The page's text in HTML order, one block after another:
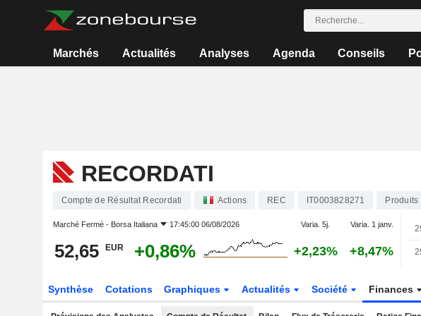
Marchés Actualités Analyses Agenda Conseils
RECORDATI
Compte de Résultat Recordati Actions REC IT0003828271
Marché Fermé - Borsa Italiana 17:45:00 06/08/2026 Varia. 5j. Varia. 1 janv.
52,65 EUR +0,86% +2,23% +8,47%
Synthèse Cotations Graphiques Actualités Société Finances